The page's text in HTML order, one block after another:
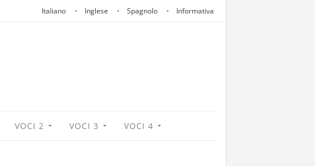
Italiano Inglese Spagnolo Informativa
VOCI 2 VOCI 3 VOCI 4